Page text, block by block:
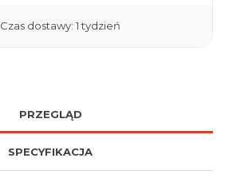
Czas dostawy: 1 tydzień
PRZEGLĄD
SPECYFIKACJA